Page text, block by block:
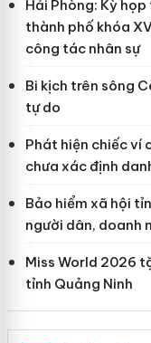
Hải Phòng: Kỳ
thành phố khóa
công tác nhân sự
Bi kịch trên sông
tự do
Phát hiện chiếc ví
chưa xác định
Bảo hiểm xã hội
người dân, doanh
Miss World 2026
tỉnh Quảng Ninh